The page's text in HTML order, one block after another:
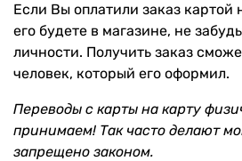
Если Вы оплатили заказ картой
его будете в магазине, не
личности. Получить заказ
человек, который его оформил.
Переводы с карты на карту
принимаем! Так часто делают
запрещено законом.